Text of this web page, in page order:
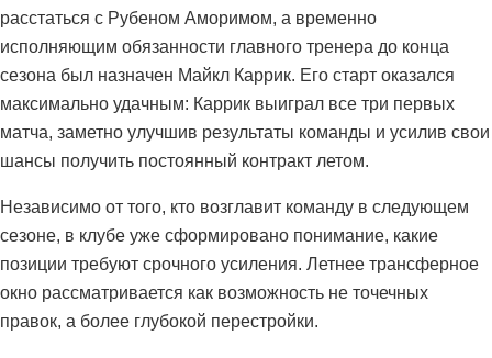
расстаться с Рубеном Аморимом, а временно
исполняющим обязанности главного тренера до конца
сезона был назначен Майкл Каррик. Его старт оказался
максимально удачным: Каррик выиграл все три первых
матча, заметно улучшив результаты команды и усилив свои
шансы получить постоянный контракт летом.
Независимо от того, кто возглавит команду в следующем
сезоне, в клубе уже сформировано понимание, какие
позиции требуют срочного усиления. Летнее трансферное
окно рассматривается как возможность не точечных
правок, а более глубокой перестройки.